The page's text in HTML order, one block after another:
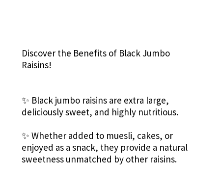
Discover the Benefits of Black Jumbo
Raisins!
✨ Black jumbo raisins are extra large,
deliciously sweet, and highly nutritious.
✨ Whether added to muesli, cakes, or
enjoyed as a snack, they provide a natural
sweetness unmatched by other raisins.